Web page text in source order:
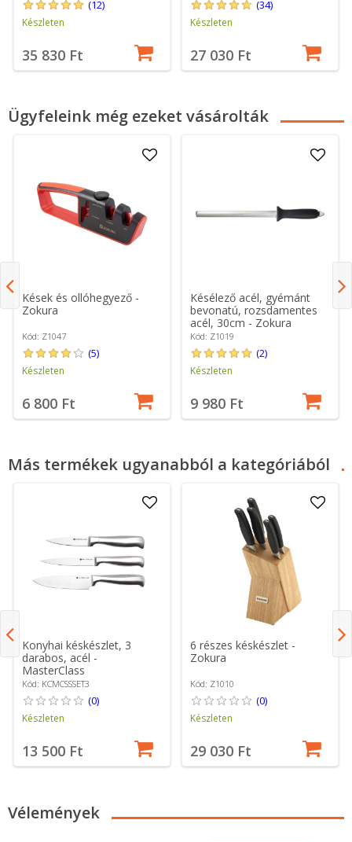
(12)
Készleten
35 830 Ft
(34)
Készleten
27 030 Ft
Ügyfeleink még ezeket vásárolták
Kések és ollóhegyező -
Zokura
Kód: Z1047
(5)
Készleten
6 800 Ft
Késélező acél, gyémánt
bevonatú, rozsdamentes
acél, 30cm - Zokura
Kód: Z1019
(2)
Készleten
9 980 Ft
Más termékek ugyanabból a kategóriából
Konyhai késkészlet, 3
darabos, acél -
MasterClass
Kód: KCMCSSSET3
(0)
Készleten
13 500 Ft
6 részes késkészlet -
Zokura
Kód: Z1010
(0)
Készleten
29 030 Ft
Vélemények